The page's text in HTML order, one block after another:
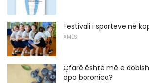
Festivali i sporteve në
AMËSI
Çfarë është më e
apo boronica?